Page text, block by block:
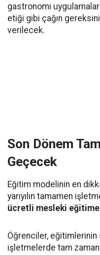
gastronomi
etiği gibi çağın
verilecek.
Son Dönem
Geçecek
Eğitim modelinin en
yarıyılın tamamen
ücretli mesleki eğitime
Öğrenciler,
işletmelerde tam